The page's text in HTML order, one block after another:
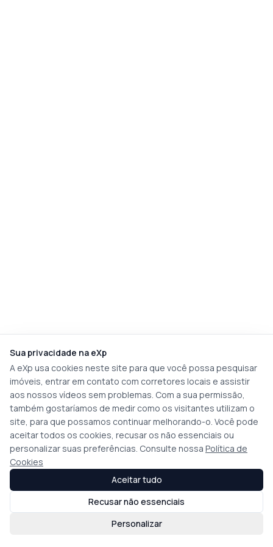
Sua privacidade na eXp
A eXp usa cookies neste site para que você possa pesquisar
imóveis, entrar em contato com corretores locais e assistir
aos nossos vídeos sem problemas. Com a sua permissão,
também gostaríamos de medir como os visitantes utilizam o
site, para que possamos continuar melhorando-o. Você pode
aceitar todos os cookies, recusar os não essenciais ou
personalizar suas preferências. Consulte nossa Política de
Cookies
Personalizar
Recusar não essenciais
Aceitar tudo